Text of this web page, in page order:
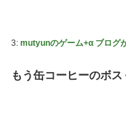
【デレマス】 仮面
【速報】 ひろゆき
「創刻のファイアホ
『マリオカートワ
3: mutyunのゲーム+α ブログ
もう缶コーヒーのボ